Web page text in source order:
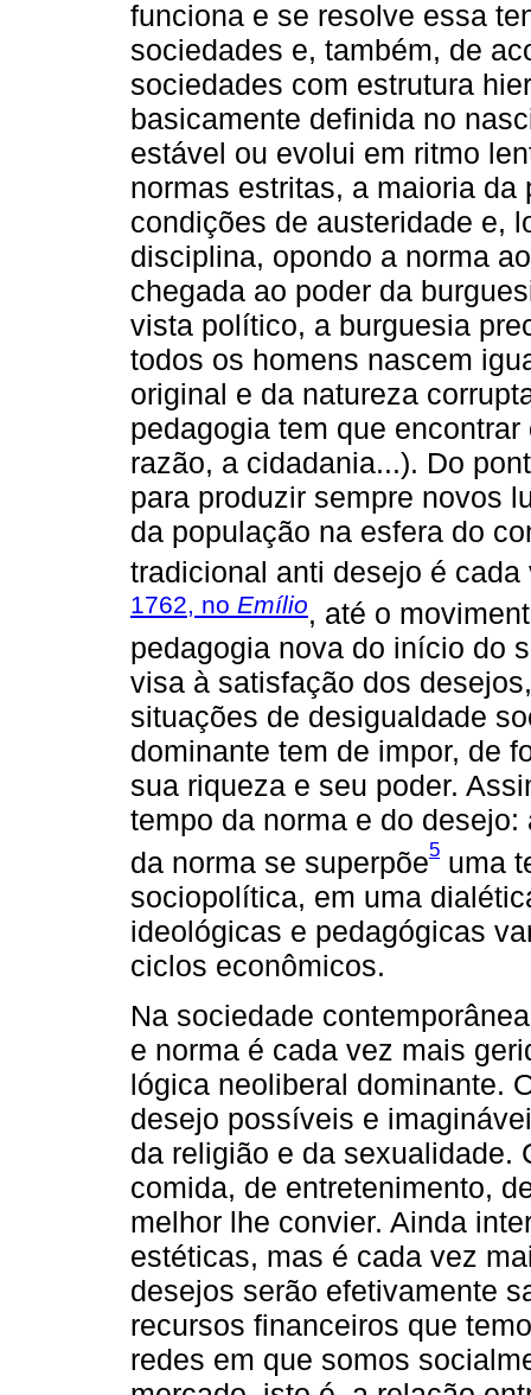
funciona e se resolve essa
sociedades e, também, de
sociedades com estrutura
basicamente definida no
estável ou evolui em ritmo
normas estritas, a maioria
condições de austeridade e,
disciplina, opondo a norma
chegada ao poder da
vista político, a burguesia
todos os homens nascem
original e da natureza
pedagogia tem que
razão, a cidadania...). Do
para produzir sempre novos
da população na esfera do
tradicional anti desejo é
1762, no Emílio, até o
pedagogia nova do início do
visa à satisfação dos
situações de desigualdade
dominante tem de impor, de
sua riqueza e seu poder.
tempo da norma e do
da norma se superpõe5 uma
sociopolítica, em uma
ideológicas e pedagógicas
ciclos econômicos.
Na sociedade
e norma é cada vez mais
lógica neoliberal dominante.
desejo possíveis e
da religião e da sexualidade.
comida, de entretenimento,
melhor lhe convier. Ainda
estéticas, mas é cada vez
desejos serão efetivamente
recursos financeiros que
redes em que somos